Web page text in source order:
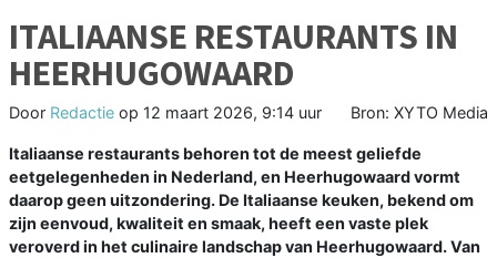
ITALIAANSE RESTAURANTS IN
HEERHUGOWAARD
Door Redactie op 12 maart 2026, 9:14 uur Bron: XYTO Media
Italiaanse restaurants behoren tot de meest geliefde
eetgelegenheden in Nederland, en Heerhugowaard vormt
daarop geen uitzondering. De Italiaanse keuken, bekend om
zijn eenvoud, kwaliteit en smaak, heeft een vaste plek
veroverd in het culinaire landschap van Heerhugowaard. Van